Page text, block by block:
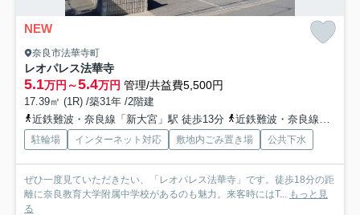
NEW
奈良市法華寺町
レオパレス法華寺
5.1万円～5.4万円 管理/共益費5,500円
17.39㎡ (1R) /築31年 /2階建
近鉄難波・奈良線「新大宮」駅 徒歩13分
近鉄難波・奈良線「近鉄奈良」駅 バス15分 奈良交通「一条高校前」 停歩2分
駐輪場 インターネット対応 敷地内ごみ置き場 公共下水
ぜひ一度見ていただきたい、「レオパレス法華寺」です。徒歩18分の距
離に奈良教育大学附属中学校があるのも魅力。来客時にはT...
もっと見
る